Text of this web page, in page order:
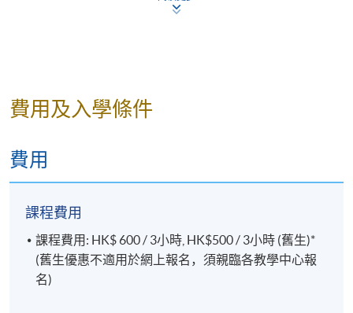
（工作坊以粵語教授，學員完成課堂可獲頒授修讀證
TEACHER PROFILE
費用及入學條件
費用
課程費用
課程費用: HK$ 600 / 3小時, HK$500 / 3小時 (舊生)*
(舊生優惠不適用於網上報名，須親臨各教學中心報
名)